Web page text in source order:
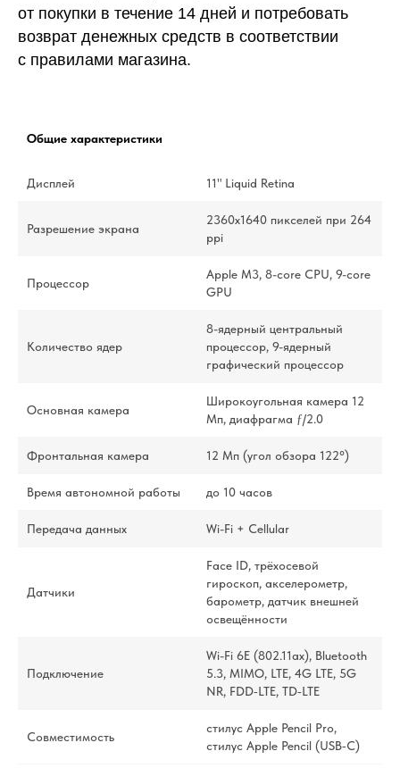
от покупки в течение 14 дней и потребовать
возврат денежных средств в соответствии
с правилами магазина.
Общие характеристики
Дисплей 11" Liquid Retina
Разрешение экрана
2360x1640 пикселей при 264
ppi
Процессор
Apple M3, 8-core CPU, 9-core
GPU
Количество ядер
8-ядерный центральный
процессор, 9-ядерный
графический процессор
Основная камера
Широкоугольная камера 12
Мп, диафрагма ƒ/2.0
Фронтальная камера 12 Мп (угол обзора 122°)
Время автономной работы до 10 часов
Передача данных Wi-Fi + Cellular
Датчики
Face ID, трёхосевой
гироскоп, акселерометр,
барометр, датчик внешней
освещённости
Подключение
Wi-Fi 6E (802.11ax), Bluetooth
5.3, MIMO, LTE, 4G LTE, 5G
NR, FDD‑LTE, TD‑LTE
Совместимость
стилус Apple Pencil Pro,
стилус Apple Pencil (USB‑C)